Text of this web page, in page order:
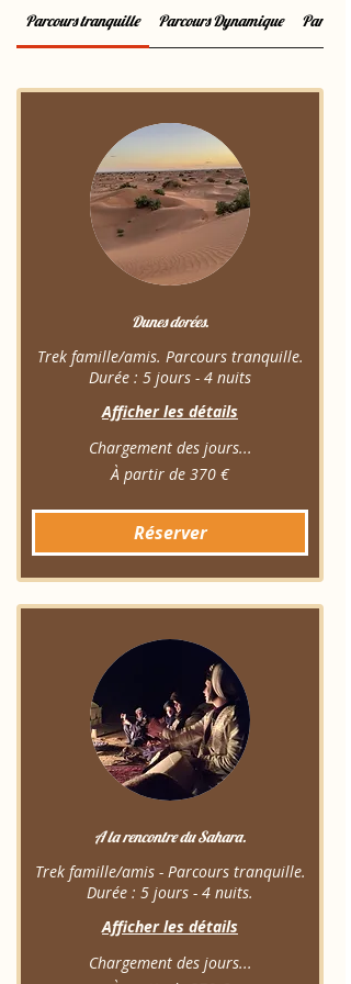
Parcours tranquille Parcours Dynamique
Dunes dorées.
Trek famille/amis. Parcours tranquille.
Durée : 5 jours - 4 nuits
Afficher les détails
Chargement des jours...
euros
À partir de 370 €
Réserver
A la rencontre du Sahara.
Trek famille/amis - Parcours tranquille.
Durée : 5 jours - 4 nuits.
Afficher les détails
Chargement des jours...